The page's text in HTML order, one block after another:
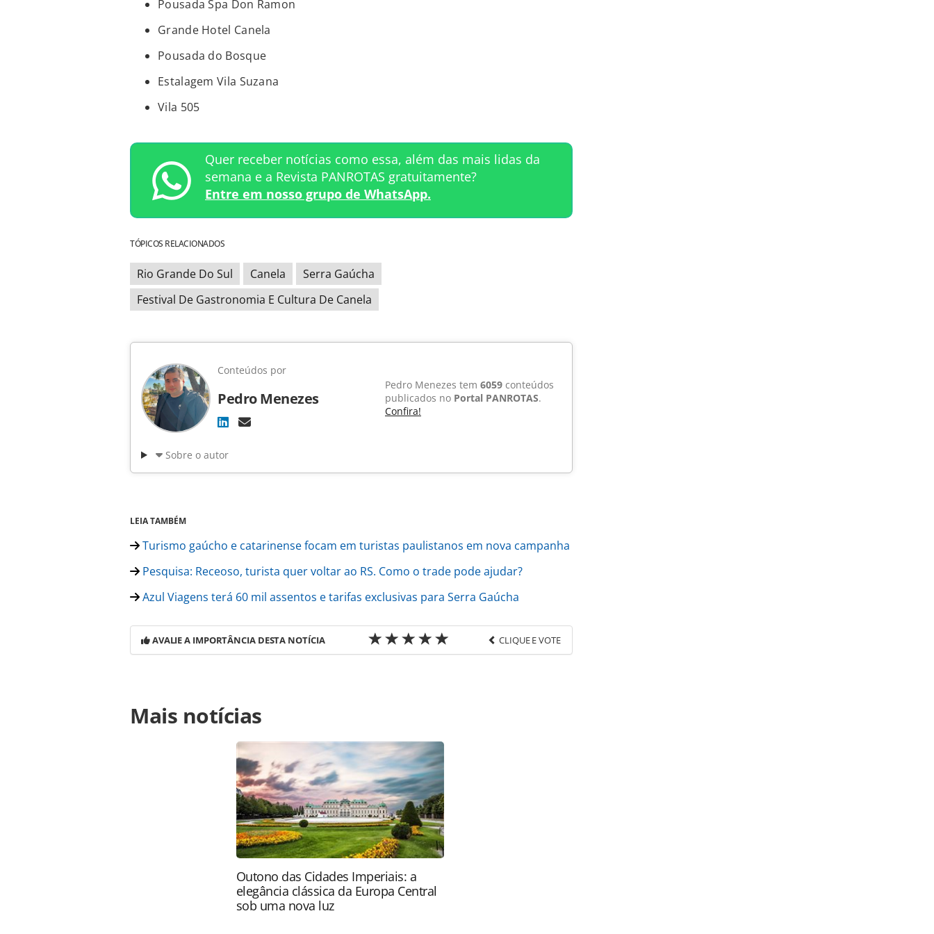
Pousada Spa Don Ramon
Grande Hotel Canela
Pousada do Bosque
Estalagem Vila Suzana
Vila 505
Quer receber notícias como essa, além das mais lidas da
semana e a Revista PANROTAS gratuitamente?
Entre em nosso grupo de WhatsApp.
TÓPICOS RELACIONADOS
Rio Grande Do Sul Canela
Serra Gaúcha
Festival De Gastronomia E Cultura De Canela
Conteúdos por
Pedro Menezes
Pedro Menezes tem 6059 conteúdos
publicados no Portal PANROTAS.
Confira!
Sobre o autor
LEIA TAMBÉM
Turismo gaúcho e catarinense focam em turistas paulistanos em nova campanha
Pesquisa: Receoso, turista quer voltar ao RS. Como o trade pode ajudar?
Azul Viagens terá 60 mil assentos e tarifas exclusivas para Serra Gaúcha
AVALIE A IMPORTÂNCIA DESTA NOTÍCIA CLIQUE E VOTE
https://www.panrotas.com.br/destinos/eventos/2024/08/canela-rs-recebe-festival-de-
gastronomia-e-cultura-em-setembro_208665.html ou as ferramentas oferecidas na
página. Todo o conteúdo produzido pela PANROTAS Editora é protegido pela legislação
brasileira sobre direito autoral. Não reproduza o conteúdo sem autorização da
PANROTAS Editora (copyright@panrotas.com.br).
Mais notícias
Outono das Cidades Imperiais: a
elegância clássica da Europa Central
sob uma nova luz